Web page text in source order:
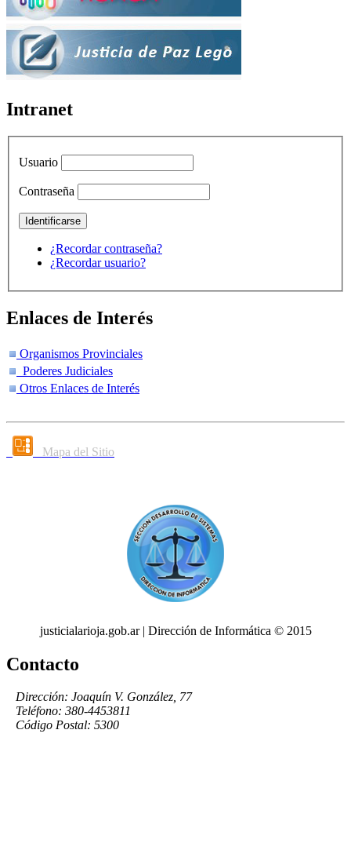
Intranet
Usuario
Contraseña
¿Recordar contraseña?
¿Recordar usuario?
Enlaces de Interés
Organismos Provinciales
Poderes Judiciales
Otros Enlaces de Interés
Mapa del Sitio
justicialarioja.gob.ar | Dirección de Informática © 2015
Contacto
Dirección: Joaquín V. González, 77
Teléfono: 380-4453811
Código Postal: 5300